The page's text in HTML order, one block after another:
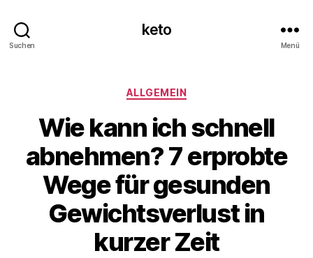
Suchen
keto
Menü
Kategorien
ALLGEMEIN
Wie kann ich schnell
abnehmen? 7 erprobte
Wege für gesunden
Gewichtsverlust in
kurzer Zeit